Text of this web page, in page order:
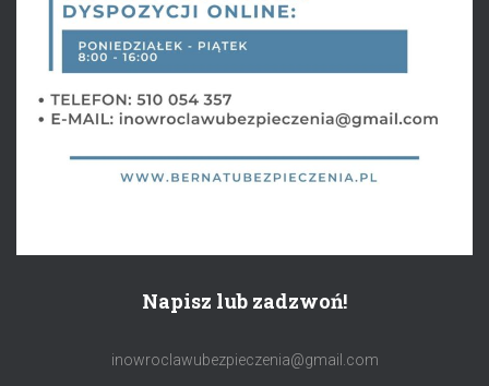
Napisz lub zadzwoń!
inowroclawubezpieczenia@gmail.com